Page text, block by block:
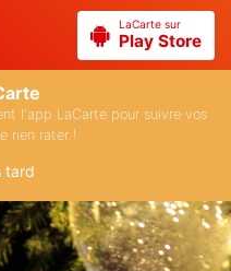
LaCarte sur
Play Store
l'app LaCarte pour suivre vos
rien rater !
tard